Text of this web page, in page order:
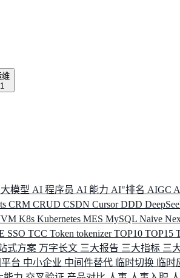
维
1
模型 AI 程序员 AI 能力 AI"排名 AIGC
CRM CRUD CSDN CursorDDD
K8s Kubernetes MES MySQL Naive
SSO TCC Token tokenizerTOP10 TOP15
式方案 万字长文 三大报告 三大指标 三
台 中小企业 中间件替代 临时切换 临时